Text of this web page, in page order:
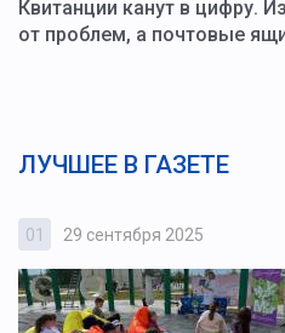
Квитанции канут в цифру.
от проблем, а почтовые
ЛУЧШЕЕ В ГАЗЕТЕ
01 29 сентября 2025